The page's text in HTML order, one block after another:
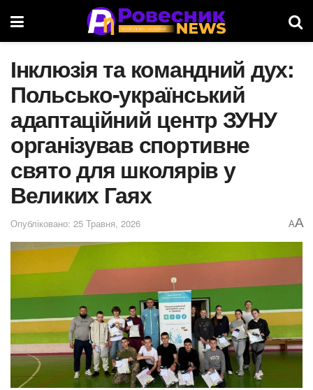
Інклюзія та командний дух:
Польсько-український
адаптаційний центр ЗУНУ
організував спортивне
свято для школярів у
Великих Гаях
Опубліковано: 25 Травня, 2026 AA